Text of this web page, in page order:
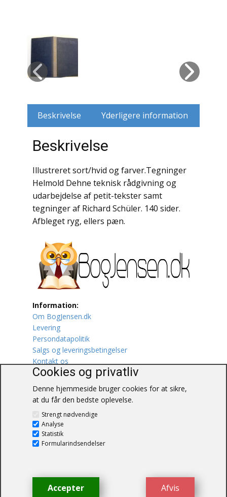
Hus / Have
Husdyr
Krige / Slag
Kunst
Landbrug / Skovbrug
Litteraturhistorie
Lokalhistorie / Topografi
Lufttrafik / Fly
Lystfiskeri
Mad
Musik
Naturen
Oldtidskundskab
Øvrige
Beskrivelse Yderligere information
Beskrivelse
Illustreret sort/hvid og farver.Tegninger
Helmold Dehne teknisk rådgivning og
udarbejdelse af petit-tekster samt
tegninger af Richard Schüler. 140 sider.
Afbleget ryg, ellers pæn.
Information:
Om BogJensen.dk
Levering
Persondatapolitik
Salgs og leveringsbetingelser
Kontakt os
Blåkærvej 25
6052 Viuf
Tlf.:60703190
© BogJensen.dk – Alle rettigheder
Cookies og privatliv
Denne hjemmeside bruger cookies for at sikre,
at du får den bedste oplevelse.
Strengt nødvendige
Analyse
Statistik
Formularindsendelser
Afvis
Accepter